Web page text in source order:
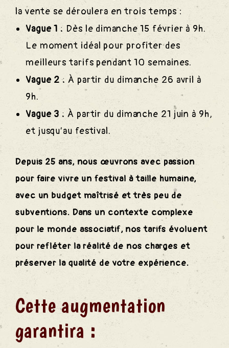
la vente se déroulera en trois temps :
Vague 1 : Dès le dimanche 15 février à 9h.
Le moment idéal pour profiter des
meilleurs tarifs pendant 10 semaines.
Vague 2 : À partir du dimanche 26 avril à
9h.
Vague 3 : À partir du dimanche 21 juin à 9h,
et jusqu’au festival.
Depuis 25 ans, nous œuvrons avec passion
pour faire vivre un festival à taille humaine,
avec un budget maîtrisé et très peu de
subventions. Dans un contexte complexe
pour le monde associatif, nos tarifs évoluent
pour refléter la réalité de nos charges et
préserver la qualité de votre expérience.
Cette augmentation
garantira :